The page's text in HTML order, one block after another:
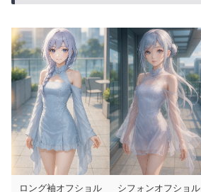
ロング袖オフショル
シフォンオフショル